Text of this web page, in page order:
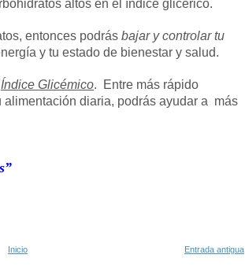
altos en el índice glicérico.
entonces podrás bajar y controlar tu
y tu estado de bienestar y salud.
Índice Glicémico. Entre más rápido
diaria, podrás ayudar a más
Entrada antigua
Inicio